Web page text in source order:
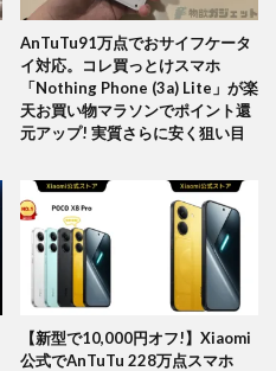
AnTuTu91万点でおサイフケータ
イ対応。コレ買っとけスマホ
「Nothing Phone (3a) Lite」が楽
天お買い物マラソンでポイント還
元アップ! 実質さらに安く狙い目
【新型で10,000円オフ!】Xiaomi
公式でAnTuTu 228万点スマホ